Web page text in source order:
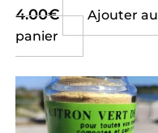
4.00€
Ajouter au
panier